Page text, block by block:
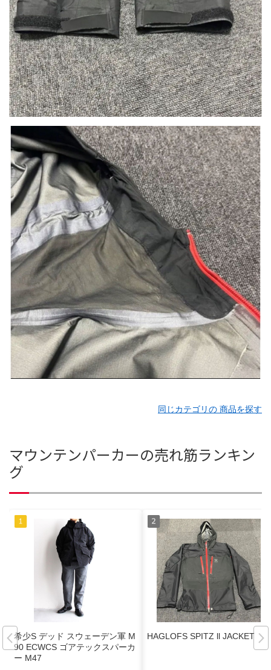
同じカテゴリの 商品を探す
マウンテンパーカーの売れ筋ランキン
グ
希少S デッド スウェーデン軍 M
90 ECWCS ゴアテックスパーカ
ー M47
HAGLOFS SPITZ ll JACKET